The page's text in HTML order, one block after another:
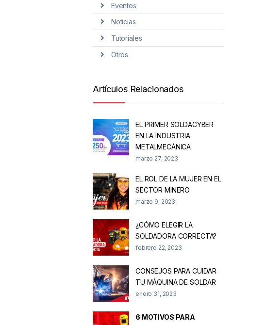
Eventos
Noticias
Otros
Tutoriales
Artículos Relacionados
EL PRIMER SOLDACYBER
EN LA INDUSTRIA
METALMECÁNICA
marzo 27, 2023
EL ROL DE LA MUJER EN EL
SECTOR MINERO
marzo 9, 2023
¿CÓMO ELEGIR LA
SOLDADORA CORRECTA?
febrero 22, 2023
CONSEJOS PARA CUIDAR
TU MÁQUINA DE SOLDAR
enero 31, 2023
6 MOTIVOS PARA